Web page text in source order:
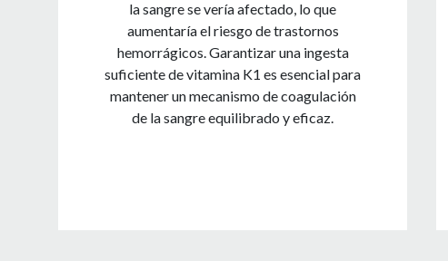
la sangre se vería afectado, lo que
aumentaría el riesgo de trastornos
hemorrágicos. Garantizar una ingesta
suficiente de vitamina K1 es esencial para
mantener un mecanismo de coagulación
de la sangre equilibrado y eficaz.